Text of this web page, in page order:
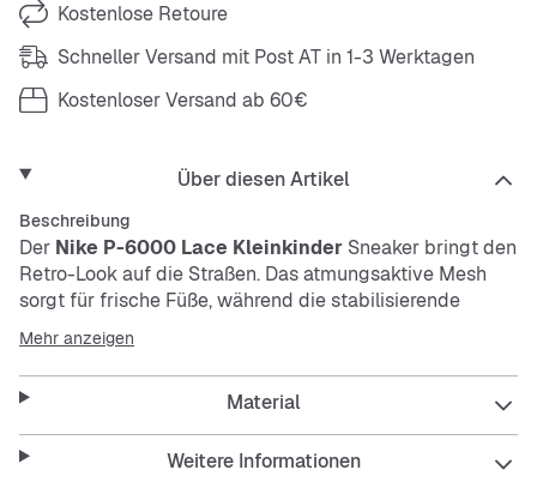
Kostenlose Retoure
Schneller Versand mit Post AT in 1-3 Werktagen
Kostenloser Versand ab 60€
Über diesen Artikel
Beschreibung
Der Nike P-6000 Lace Kleinkinder Sneaker bringt den
Retro-Look auf die Straßen. Das atmungsaktive Mesh
sorgt für frische Füße, während die stabilisierende
Konstruktion für sicheren Halt sorgt. Die strapazierfähige
Sohle macht den Schuh zum perfekten Begleiter für
kleine Abenteurer.
Features:
Mehr anzeigen
Material
Weitere Informationen